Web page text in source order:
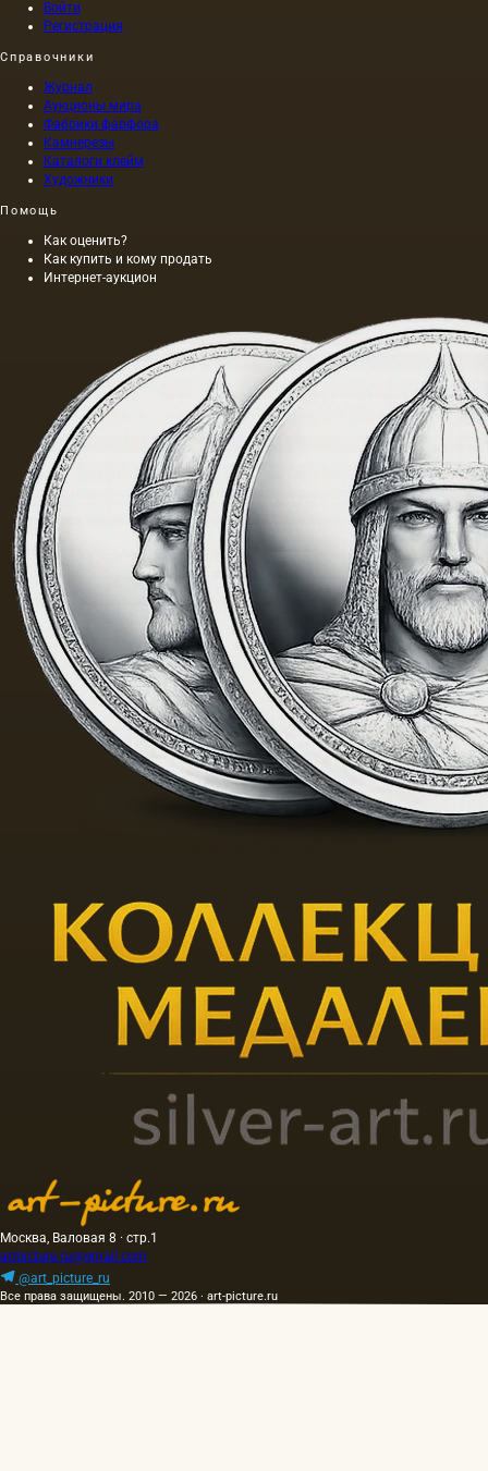
Войти
Регистрация
Справочники
Журнал
Аукционы мира
Фабрики фарфора
Камнерезы
Каталоги клейм
Художники
Помощь
Как оценить?
Как купить и кому продать
Интернет-аукцион
Москва, Валовая 8 · стр.1
artpicture.ru@gmail.com
@art_picture_ru
Все права защищены. 2010 — 2026 · art-picture.ru